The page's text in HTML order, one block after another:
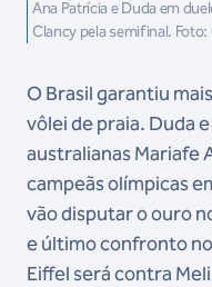
Ana Patrícia e Duda em
Clancy pela semifinal.
O Brasil garantiu
vôlei de praia. Duda
australianas Mariafe
campeãs olímpicas
vão disputar o ouro
e último confronto
Eiffel será contra